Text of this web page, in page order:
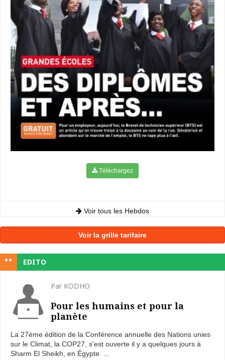
Téléchargez
Voir tous les Hebdos
Voir la grille tarifaire
EDITO
Par KODHO
Pour les humains et pour la
planète
La 27ème édition de la Conférence annuelle des Nations unies
sur le Climat, la COP27, s'est ouverte il y a quelques jours à
Sharm El Sheikh, en Égypte. ...